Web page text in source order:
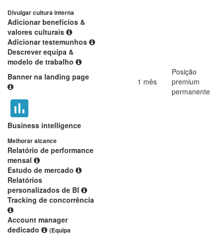
Divulgar cultura interna
Adicionar benefícios &
valores culturais
Adicionar testemunhos
Descrever equipa &
modelo de trabalho
Banner na landing page
1 mês
Posição
premium
permanente
Business intelligence
Melhorar alcance
Relatório de performance
mensal
Estudo de mercado
Relatórios
personalizados de BI
Tracking de concorrência
Account manager
dedicado
(Equipa